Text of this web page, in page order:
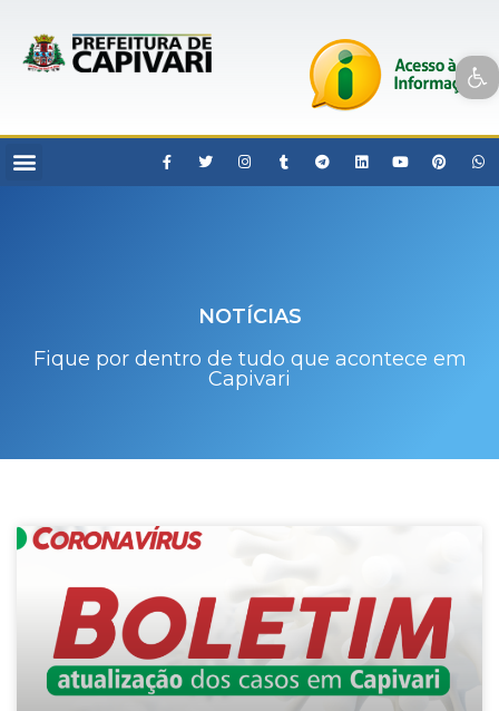
Open toolbar
NOTÍCIAS
Fique por dentro de tudo que acontece em
Capivari